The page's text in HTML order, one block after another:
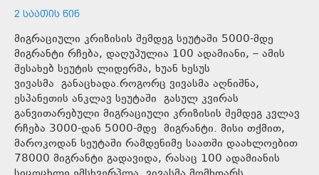
2 ᲡᲐᲐᲗᲘᲡ ᲬᲘᲜ
მიგრაციული კრიზისის შემდეგ სეუტაში 5000-მდე
მიგრანტი რჩება, დაღუპულია 100 ადამიანი, – ამის
შესახებ სეუტის ლიდერმა, ხუან ხესუს
ვივასმა განაცხადა.როგორც ვივასმა აღნიშნა,
ესპანეთის ანკლავ სეუტაში გასულ კვირას
განვითარებული მიგრაციული კრიზისის შემდეგ კვლავ
რჩება 3000-დან 5000-მდე მიგრანტი. მისი თქმით,
მაროკოდან სეუტაში რამდენიმე საათში დაახლოებით
78000 მიგრანტი გადავიდა, რასაც 100 ადამიანის